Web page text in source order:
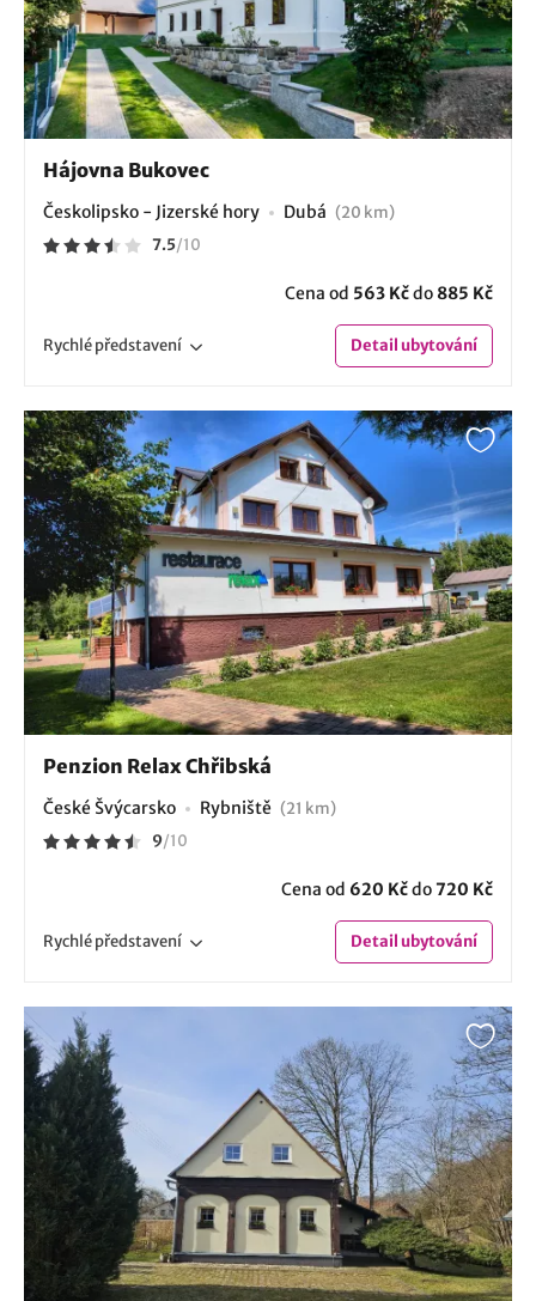
Hájovna Bukovec
Českolipsko - Jizerské hory Dubá (20 km)
7.5/10
Cena od 563 Kčdo 885 Kč
Rychlépředstavení Detailubytování
Penzion Relax Chřibská
České Švýcarsko Rybniště (21 km)
9/10
Cena od 620 Kčdo720 Kč
Rychlépředstavení Detailubytování